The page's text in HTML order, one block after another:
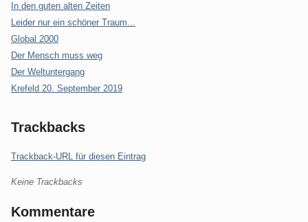
In den guten alten Zeiten
Leider nur ein schöner Traum...
Global 2000
Der Mensch muss weg
Der Weltuntergang
Krefeld 20. September 2019
Trackbacks
Trackback-URL für diesen Eintrag
Keine Trackbacks
Kommentare